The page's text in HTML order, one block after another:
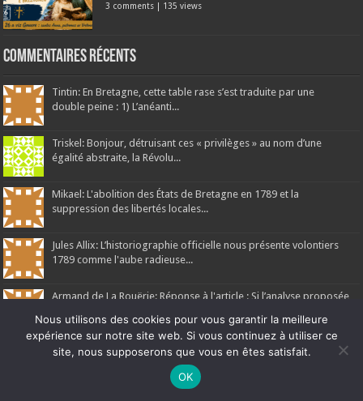
3 comments | 135 views
Commentaires récents
Tintin: En Bretagne, cette table rase s’est traduite par une
double peine : 1) L’anéanti...
Triskel: Bonjour, détruisant ces « privilèges » au nom d’une
égalité abstraite, la Révolu...
Mikael: L'abolition des États de Bretagne en 1789 et la
suppression des libertés locales...
Jules Allix: L’historiographie officielle nous présente volontiers
1789 comme l'aube radieuse...
Armand de La Rouërie: Réponse à l'article : Si l’analyse proposée
Ne manquez pas la nouveauté de Bernard Rio "LA REVOLUTION DES
CLIQUEZ ICI POUR EN SAVOIR PLUS
Nous utilisons des cookies pour vous garantir la meilleure
expérience sur notre site web. Si vous continuez à utiliser ce
site, nous supposerons que vous en êtes satisfait.
OK